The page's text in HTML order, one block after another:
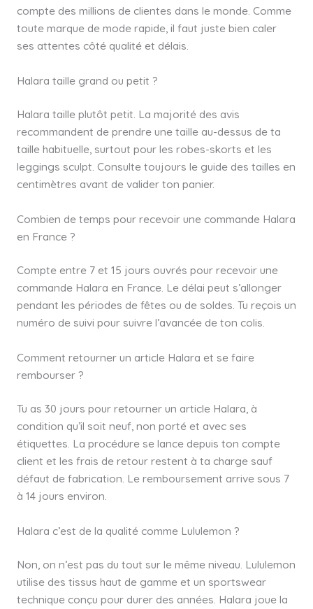
compte des millions de clientes dans le monde. Comme
toute marque de mode rapide, il faut juste bien caler
ses attentes côté qualité et délais.
Halara taille grand ou petit ?
Halara taille plutôt petit. La majorité des avis
recommandent de prendre une taille au-dessus de ta
taille habituelle, surtout pour les robes-skorts et les
leggings sculpt. Consulte toujours le guide des tailles en
centimètres avant de valider ton panier.
Combien de temps pour recevoir une commande Halara
en France ?
Compte entre 7 et 15 jours ouvrés pour recevoir une
commande Halara en France. Le délai peut s’allonger
pendant les périodes de fêtes ou de soldes. Tu reçois un
numéro de suivi pour suivre l’avancée de ton colis.
Comment retourner un article Halara et se faire
rembourser ?
Tu as 30 jours pour retourner un article Halara, à
condition qu’il soit neuf, non porté et avec ses
étiquettes. La procédure se lance depuis ton compte
client et les frais de retour restent à ta charge sauf
défaut de fabrication. Le remboursement arrive sous 7
à 14 jours environ.
Halara c’est de la qualité comme Lululemon ?
Non, on n’est pas du tout sur le même niveau. Lululemon
utilise des tissus haut de gamme et un sportswear
technique conçu pour durer des années. Halara joue la